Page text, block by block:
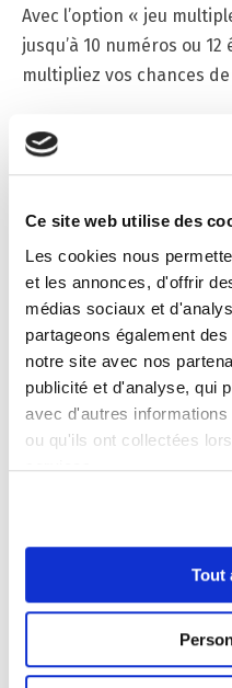
Ce site web utilise des
Les cookies nous
et les annonces, d'offrir
médias sociaux et
partageons également
notre site avec nos
publicité et d'analyse, qui
avec d'autres
ou qu'ils ont collectées
services.
Tout
Avec l’option « jeu
jusqu’à 10 numéros ou
multipliez vos chances
Pour en savoir plus sur
notre
Jouer
Dans le